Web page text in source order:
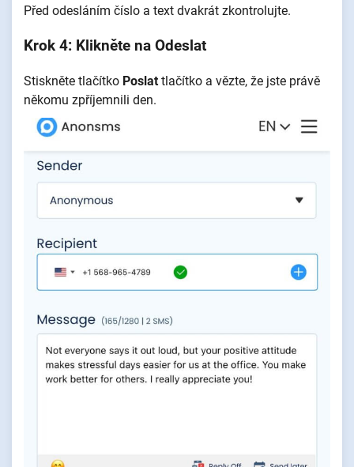
Před odesláním číslo a text dvakrát zkontrolujte.
Krok 4: Klikněte na Odeslat
Stiskněte tlačítko Poslat tlačítko a vězte, že jste právě
někomu zpříjemnili den.